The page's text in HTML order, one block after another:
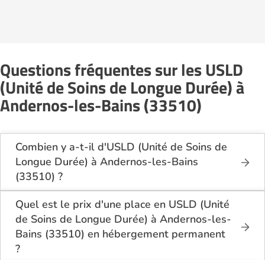
Questions fréquentes sur les USLD
(Unité de Soins de Longue Durée) à
Andernos-les-Bains (33510)
Combien y a-t-il d'USLD (Unité de Soins de
Longue Durée) à Andernos-les-Bains
(33510) ?
Sur le site Logement-seniors.com, on recense
actuellement 1 USLD (Unité de Soins de Longue
Durée) à Andernos-les-Bains (33510).
Quel est le prix d'une place en USLD (Unité
de Soins de Longue Durée) à Andernos-les-
Bains (33510) en hébergement permanent
?